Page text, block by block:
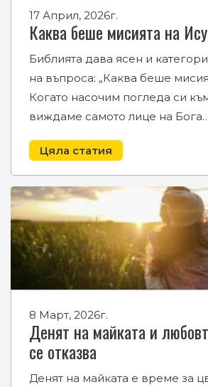
17 Април, 2026г.
Каква беше мисията на
Библията дава ясен и
на въпроса: „Каква беше
Когато насочим погледа си
виждаме самото лице на
Цяла статия
8 Март, 2026г.
Денят на майката и
се отказва
Денят на майката е време за